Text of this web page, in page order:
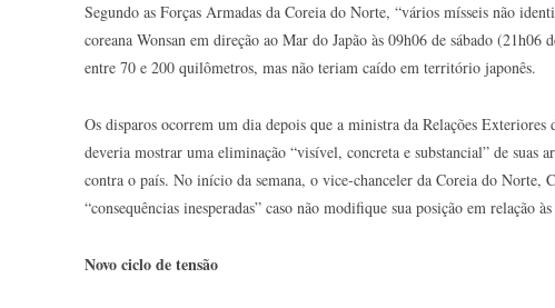
Segundo as Forças Armadas da Coreia do Norte, “vários mísseis não
coreana Wonsan em direção ao Mar do Japão às 09h06 de sábado
entre 70 e 200 quilômetros, mas não teriam caído em território japonês.
Os disparos ocorrem um dia depois que a ministra da Relações
deveria mostrar uma eliminação “visível, concreta e substancial” de suas
contra o país. No início da semana, o vice-chanceler da Coreia do Norte,
“consequências inesperadas” caso não modifique sua posição em relação
Novo ciclo de tensão